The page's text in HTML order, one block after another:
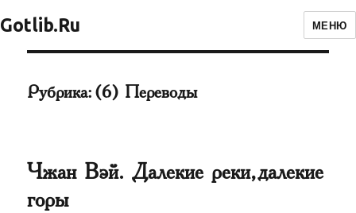
Gotlib.Ru МЕНЮ
Рубрика: (6) Переводы
Чжан Вэй. Далекие реки, далекие
горы